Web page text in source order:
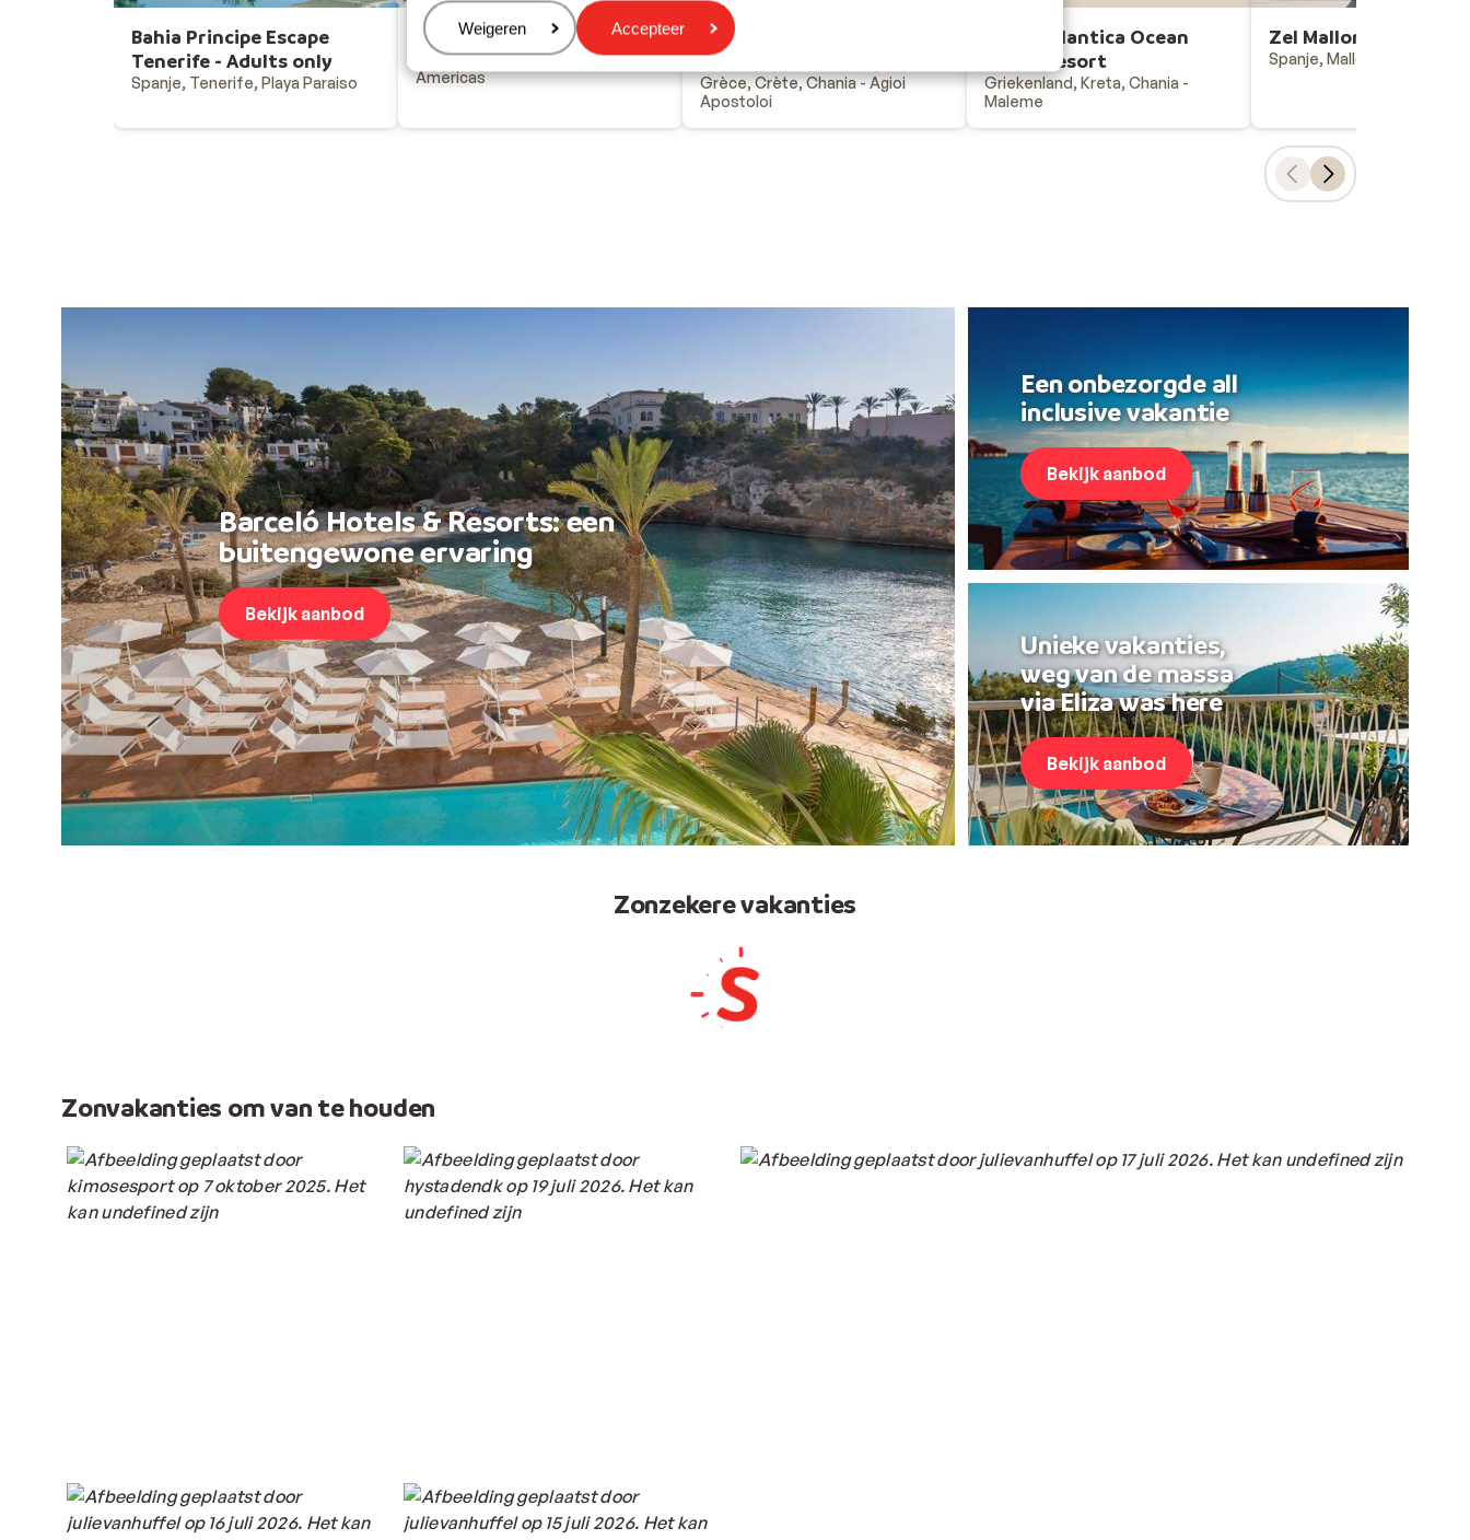
Beheren
Weigeren Accepteer
Bahia Principe Escape
Tenerife - Adults only
Spanje, Tenerife, Playa Paraiso
Hôtel Cleopatra Palace
Espagne, Tenerife, Playa de las
Americas
Hotel Atlantica Kalliston
Resort - adults only
Grèce, Crète, Chania - Agioi
Apostoloi
Hotel Atlantica Ocean
Beach Resort
Griekenland, Kreta, Chania -
Maleme
Zel Mallorca
Spanje, Mallorca, Palma
Barceló Hotels & Resorts: een
buitengewone ervaring
Bekijk aanbod
Een onbezorgde all
inclusive vakantie
Bekijk aanbod
Unieke vakanties,
weg van de massa
via Eliza was here
Bekijk aanbod
Zonzekere vakanties
Zonvakanties om van te houden